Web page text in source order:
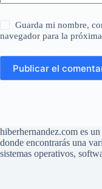
Guarda mi nombre,
navegador para la
Publicar el
hiberhernandez.com es
donde encontrarás una
sistemas operativos,